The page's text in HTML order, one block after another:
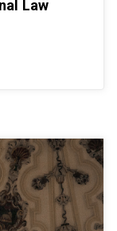
Law